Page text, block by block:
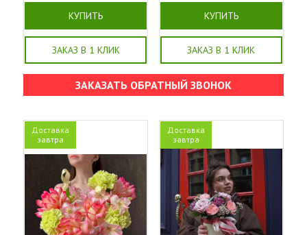
КУПИТЬ
ЗАКАЗ В 1 КЛИК
КУПИТЬ
ЗАКАЗ В 1 КЛИК
ЗАКАЗАТЬ ОБРАТНЫЙ ЗВОНОК
Доставка
завтра
Доставка
завтра